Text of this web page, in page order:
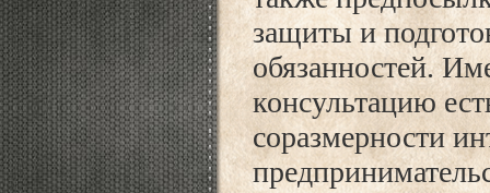
защиты и
обязанностей.
консультацию
соразмерности